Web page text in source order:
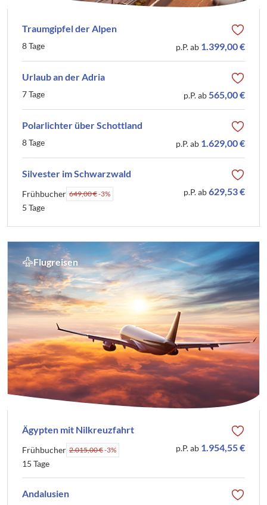
Traumgipfel der Alpen
8 Tage p.P. ab 1.399,00 €
Urlaub an der Adria
7 Tage p.P. ab565,00 €
Polarlichter über Schottland
8 Tage p.P. ab 1.629,00 €
Silvester im Schwarzwald
Frühbucher 649,00 €-3%
5 Tage
p.P. ab629,53 €
Flugreisen
Ägypten mit Nilkreuzfahrt
Frühbucher 2.015,00 €-3%
15 Tage
p.P. ab 1.954,55 €
Andalusien